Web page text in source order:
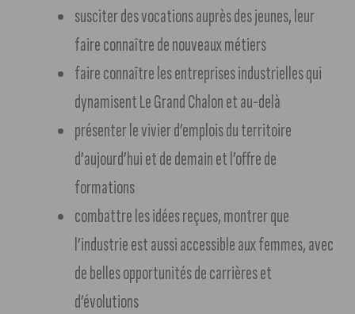
susciter des vocations auprès des jeunes, leur
faire connaître de nouveaux métiers
faire connaître les entreprises industrielles qui
dynamisent Le Grand Chalon et au-delà
présenter le vivier d’emplois du territoire
d’aujourd’hui et de demain et l’offre de
formations
combattre les idées reçues, montrer que
l’industrie est aussi accessible aux femmes, avec
de belles opportunités de carrières et
d’évolutions